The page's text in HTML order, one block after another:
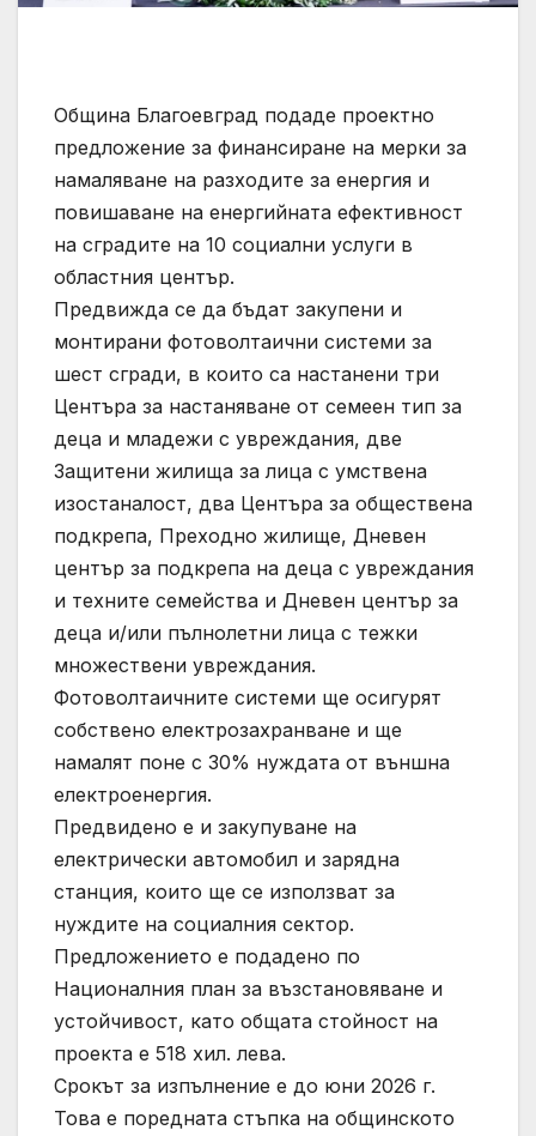
Община Благоевград подаде проектно
предложение за финансиране на мерки за
намаляване на разходите за енергия и
повишаване на енергийната ефективност
на сградите на 10 социални услуги в
областния център.
Предвижда се да бъдат закупени и
монтирани фотоволтаични системи за
шест сгради, в които са настанени три
Центъра за настаняване от семеен тип за
деца и младежи с увреждания, две
Защитени жилища за лица с умствена
изостаналост, два Центъра за обществена
подкрепа, Преходно жилище, Дневен
център за подкрепа на деца с увреждания
и техните семейства и Дневен център за
деца и/или пълнолетни лица с тежки
множествени увреждания.
Фотоволтаичните системи ще осигурят
собствено електрозахранване и ще
намалят поне с 30% нуждата от външна
електроенергия.
Предвидено е и закупуване на
електрически автомобил и зарядна
станция, които ще се използват за
нуждите на социалния сектор.
Предложението е подадено по
Националния план за възстановяване и
устойчивост, като общата стойност на
проекта е 518 хил. лева.
Срокът за изпълнение е до юни 2026 г.
Това е поредната стъпка на общинското